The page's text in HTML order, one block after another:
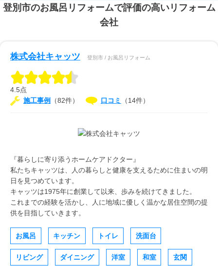
登別市のお風呂リフォームで評価の高いリフォーム
会社
株式会社キャッツ 登別市 / お風呂リフォーム
4.5点
施工事例
（82件） 口コミ （14件）
『暮らしに寄り添うホームケアドクター』
私たちキャッツは、人の暮らしと健康を支えるために住まいの明
日を見つめています。
キャッツは1975年に創業して以来、歩みを続けてきました。
これまでの経験を活かし、人に地域に優しく温かな居住空間の提
供を目指していきます。
お風呂 キッチン トイレ 洗面台
リビング ダイニング 洋室 和室 玄関